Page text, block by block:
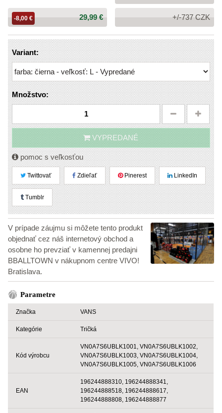
cena:
Cena:
29,99 €
-8,00 € +/-737 CZK
Variant:
Množstvo:
VYPREDANÉ
pomoc s veľkosťou
Twittovať Zdieľať Pinerest LinkedIn
Tumblr
V prípade záujmu si môžete tento produkt
objednať cez náš internetový obchod a
osobne ho prevziať v kamennej predajni
BBALLTOWN v nákupnom centre VIVO!
Bratislava.
Parametre
Značka VANS
Kategórie Tričká
Kód výrobcu
VN0A7S6UBLK1001, VN0A7S6UBLK1002,
VN0A7S6UBLK1003, VN0A7S6UBLK1004,
VN0A7S6UBLK1005, VN0A7S6UBLK1006
EAN
196244888310, 196244888341,
196244888518, 196244888617,
196244888808, 196244888877